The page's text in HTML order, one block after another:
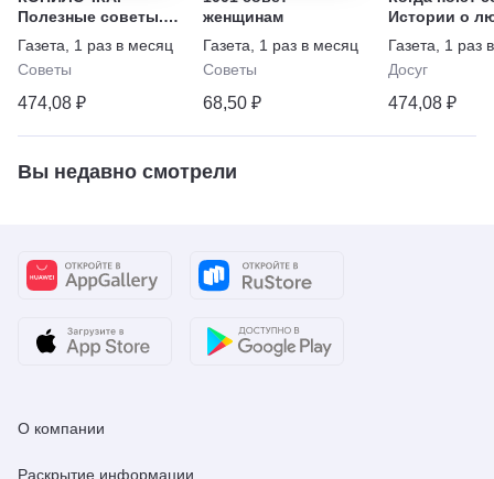
Полезные советы.
Домашний уют,
хозяйство, семья
Газета
1 раз в месяц
Советы
474,08 ₽
женщинам
Газета
1 раз в месяц
Советы
68,50 ₽
Истории о
прощении,
жизни
Газета
1 раз
Досуг
474,08 ₽
Вы недавно смотрели
О компании
Раскрытие информации